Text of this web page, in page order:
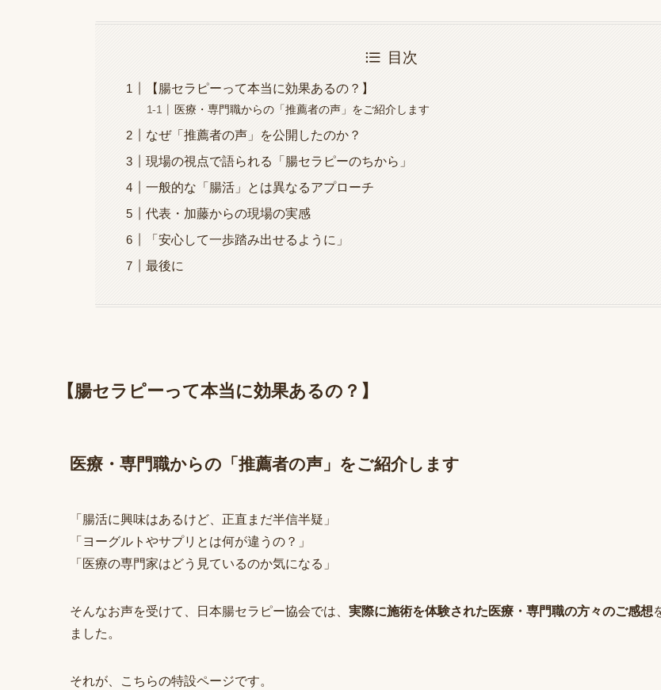
目次
【腸セラピーって本当に効果あるの？】
医療・専門職からの「推薦者の声」をご紹介します
なぜ「推薦者の声」を公開したのか？
現場の視点で語られる「腸セラピーのちから」
一般的な「腸活」とは異なるアプローチ
代表・加藤からの現場の実感
「安心して一歩踏み出せるように」
最後に
【腸セラピーって本当に効果あるの？】
医療・専門職からの「推薦者の声」をご紹介します
「腸活に興味はあるけど、正直まだ半信半疑」
「ヨーグルトやサプリとは何が違うの？」
「医療の専門家はどう見ているのか気になる」
そんなお声を受けて、日本腸セラピー協会では、 実際に施術を体験された医療・専門職の方々のご感想
ました。
それが、こちらの特設ページです。